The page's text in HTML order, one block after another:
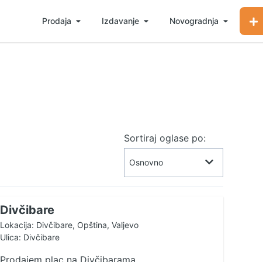
Prodaja Izdavanje Novogradnja
Sortiraj oglase po:
Divčibare
Lokacija: Divčibare, Opština, Valjevo
Ulica: Divčibare
Prodajem plac na Divčibarama,